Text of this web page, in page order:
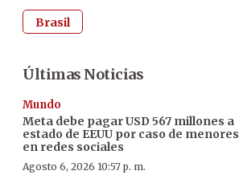
Brasil
Últimas Noticias
Mundo
Meta debe pagar USD 567 millones a
estado de EEUU por caso de menores
en redes sociales
Agosto 6, 2026 10:57 p. m.